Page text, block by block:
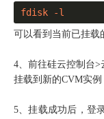
fdisk -l
可以看到当前已挂载
4、前往硅云控制台
挂载到新的CVM实例
5、挂载成功后，登